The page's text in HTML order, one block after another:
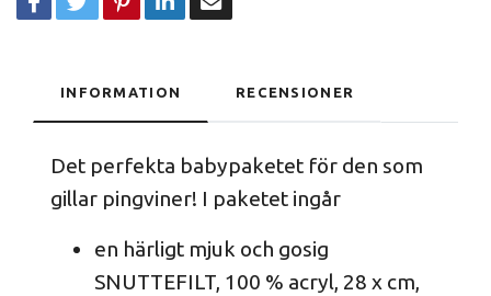
INFORMATION RECENSIONER
Det perfekta babypaketet för den som
gillar pingviner! I paketet ingår
en härligt mjuk och gosig
SNUTTEFILT, 100 % acryl, 28 x cm,